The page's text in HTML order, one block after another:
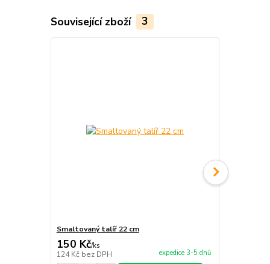
Související zboží 3
Smaltovaný talíř 22 cm
150 Kč/ks
124 Kč bez DPH expedice 3-5 dnů